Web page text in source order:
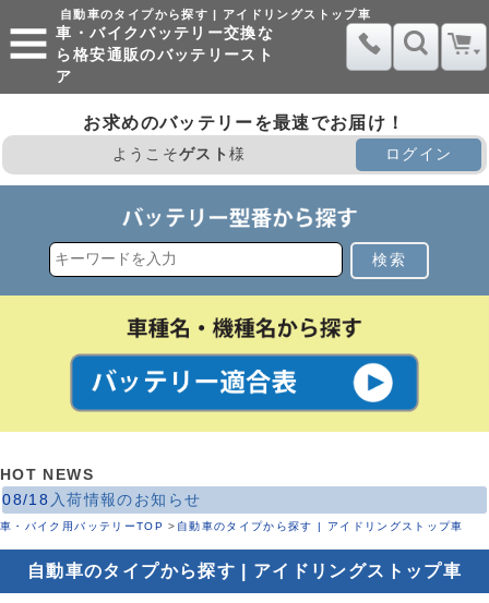
自動車のタイプから探す | アイドリングストップ車
車・バイクバッテリー交換な
ら格安通販のバッテリースト
ア
お求めのバッテリーを最速でお届け！
ようこそゲスト様 ログイン
検索
HOT NEWS
08/18 入荷情報のお知らせ
車・バイク用バッテリーTOP > 自動車のタイプから探す | アイドリングストップ車
自動車のタイプから探す | アイドリングストップ車